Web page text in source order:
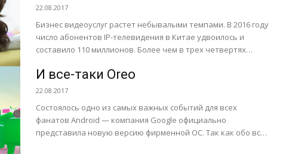
изменить свои сети
22.08.2017
Бизнес видеоуслуг растет небывалыми темпами. В 2016 году
число абонентов IP-телевидения в Китае удвоилось и
составило 110 миллионов. Более чем в трех четвертях
И все-таки Oreo
22.08.2017
Состоялось одно из самых важных событий для всех
фанатов Android — компания Google официально
представила новую версию фирменной ОС. Так как обо всех